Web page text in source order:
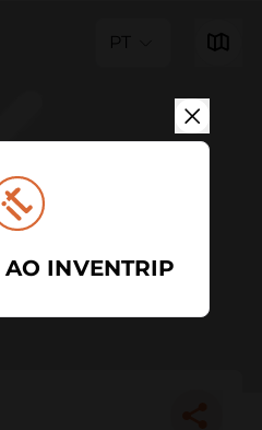
PT
INVENTRIP